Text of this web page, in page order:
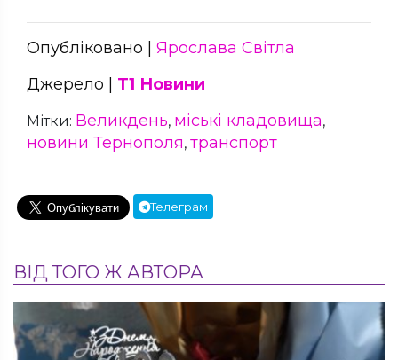
Опубліковано | Ярослава Світла
Джерело | Т1 Новини
Мітки: Великдень, міські кладовища,
новини Тернополя, транспорт
Телеграм
ВІД ТОГО Ж АВТОРА